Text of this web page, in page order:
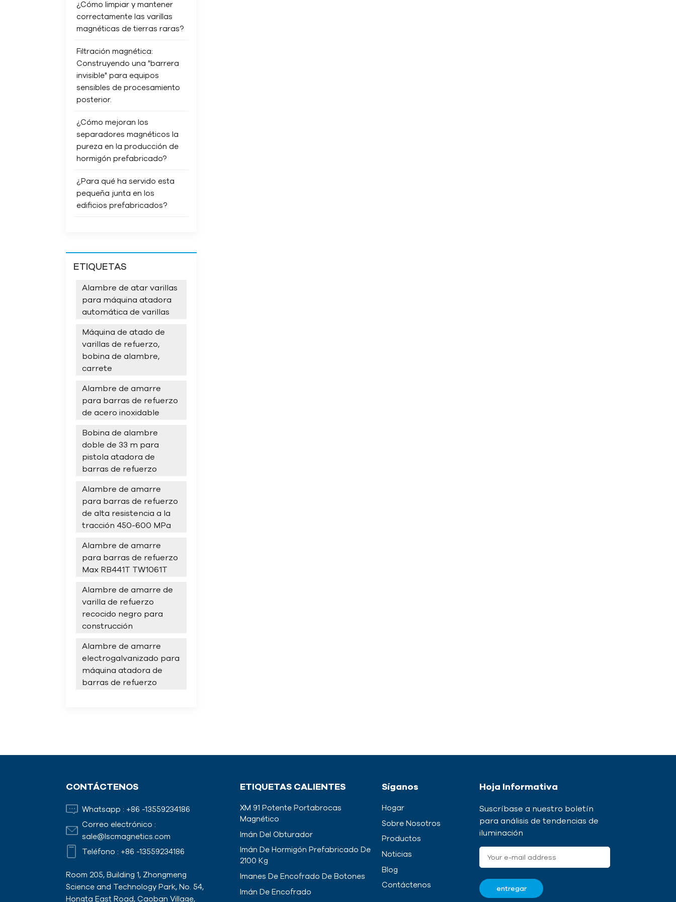
¿Cómo limpiar y mantener
correctamente las varillas
magnéticas de tierras raras?
Filtración magnética:
Construyendo una "barrera
invisible" para equipos
sensibles de procesamiento
posterior.
¿Cómo mejoran los
separadores magnéticos la
pureza en la producción de
hormigón prefabricado?
¿Para qué ha servido esta
pequeña junta en los
edificios prefabricados?
ETIQUETAS
Alambre de atar varillas
para máquina atadora
automática de varillas
Máquina de atado de
varillas de refuerzo,
bobina de alambre,
carrete
Alambre de amarre
para barras de refuerzo
de acero inoxidable
Bobina de alambre
doble de 33 m para
pistola atadora de
barras de refuerzo
Alambre de amarre
para barras de refuerzo
de alta resistencia a la
tracción 450-600 MPa
Alambre de amarre
para barras de refuerzo
Max RB441T TW1061T
Alambre de amarre de
varilla de refuerzo
recocido negro para
construcción
Alambre de amarre
electrogalvanizado para
máquina atadora de
barras de refuerzo
CONTÁCTENOS
Whatsapp : +86 -13559234186
Correo electrónico :
sale@lscmagnetics.com
Teléfono : +86 -13559234186
Room 205, Building 1, Zhongmeng
Science and Technology Park, No. 54,
Hongta East Road, Caoban Village,
ETIQUETAS CALIENTES
XM 91 Potente Portabrocas
Magnético
Imán Del Obturador
Imán De Hormigón Prefabricado De
2100 Kg
Imanes De Encofrado De Botones
Imán De Encofrado
Síganos
Hogar
Sobre Nosotros
Productos
Noticias
Blog
Contáctenos
Hoja Informativa
Suscríbase a nuestro boletín
para análisis de tendencias de
iluminación